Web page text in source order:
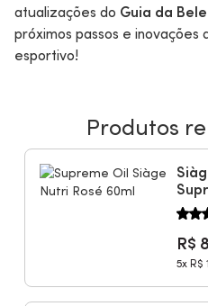
atualizações do Guia da
próximos passos e inovações
esportivo!
Produtos
R$
5x R$